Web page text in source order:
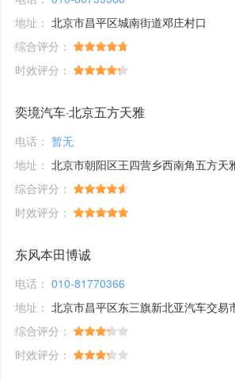
地址： 北京市昌平区城南街道邓庄村口
综合评分：
时效评分：
奕境汽车·北京五方天雅
电话： 暂无
地址： 北京市朝阳区王四营乡西南角五方天
综合评分：
时效评分：
东风本田博诚
电话： 010-81770366
地址： 北京市昌平区东三旗新北亚汽车交易
综合评分：
时效评分：